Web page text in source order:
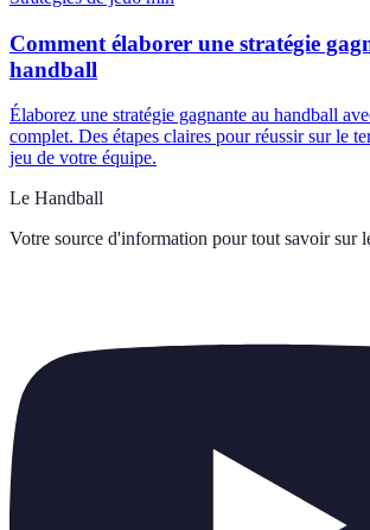
Comment élaborer une stratégie
handball
Élaborez une stratégie gagnante au handball
complet. Des étapes claires pour réussir sur le
jeu de votre équipe.
Le Handball
Votre source d'information pour tout savoir sur